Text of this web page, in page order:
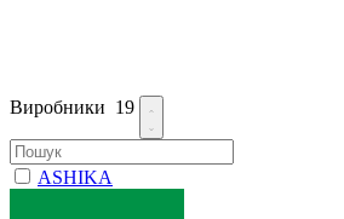
Виробники 19
ASHIKA